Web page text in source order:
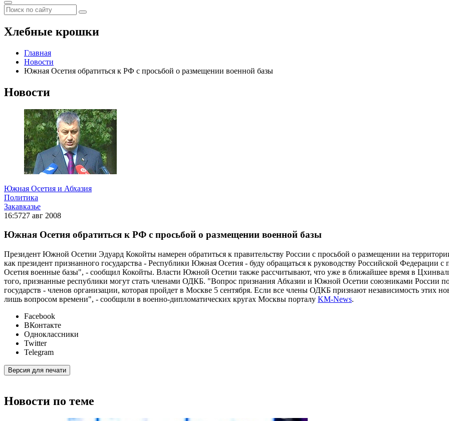
Хлебные крошки
Главная
Новости
Южная Осетия обратиться к РФ с просьбой о размещении военной базы
Новости
Южная Осетия и Абхазия
Политика
Закавказье
16:5727 авг 2008
Южная Осетия обратиться к РФ с просьбой о размещении военной базы
Президент Южной Осетии Эдуард Кокойты намерен обратиться к правительству России с просьбой о размещении на
как президент признанного государства - Республики Южная Осетия - буду обращаться к руководству Российской Федерации
Осетия военные базы", - сообщил Кокойты. Власти Южной Осетии также рассчитывают, что уже в ближайшее время в
того, признанные республики могут стать членами ОДКБ. "Вопрос признания Абхазии и Южной Осетии союзниками России по
государств - членов организации, которая пройдет в Москве 5 сентября. Если все члены ОДКБ признают независимость этих
лишь вопросом времени", - сообщили в военно-дипломатических кругах Москвы порталу KM-News.
Facebook
ВКонтакте
Одноклассники
Twitter
Telegram
Версия для печати
Новости по теме